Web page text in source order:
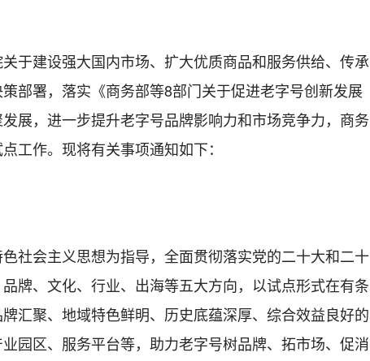
于建设强大国内市场、扩大优质商品和服务供给、传承
部署，落实《商务部等8部门关于促进老字号创新发展
展，进一步提升老字号品牌影响力和市场竞争力，商务
工作。现将有关事项通知如下：
社会主义思想为指导，全面贯彻落实党的二十大和二十
牌、文化、行业、出海等五大方向，以试点形式在有条
汇聚、地域特色鲜明、历史底蕴深厚、综合效益良好的
园区、服务平台等，助力老字号树品牌、拓市场、促消